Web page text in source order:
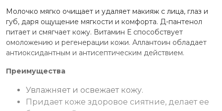
Молочко мягко очищает и удаляет макияж с лица, глаз и
губ, даря ощущение мягкости и комфорта. Д-пантенол
питает и смягчает кожу. Витамин Е способствует
омоложению и регенерации кожи. Аллантоин обладает
антиоксидантным и антисептическим действием.
Преимущества
Увлажняет и освежает кожу.
Придает коже здоровое сиятние, делает ее